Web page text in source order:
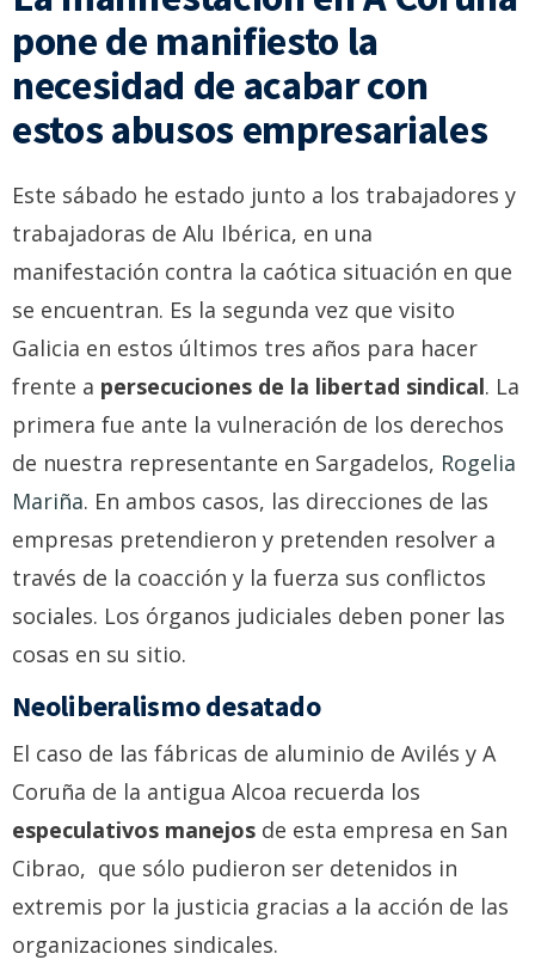
pone de manifiesto la
necesidad de acabar con
estos abusos empresariales
Este sábado he estado junto a los trabajadores y
trabajadoras de Alu Ibérica, en una
manifestación contra la caótica situación en que
se encuentran. Es la segunda vez que visito
Galicia en estos últimos tres años para hacer
frente a persecuciones de la libertad sindical. La
primera fue ante la vulneración de los derechos
de nuestra representante en Sargadelos, Rogelia
Mariña. En ambos casos, las direcciones de las
empresas pretendieron y pretenden resolver a
través de la coacción y la fuerza sus conflictos
sociales. Los órganos judiciales deben poner las
cosas en su sitio.
Neoliberalismo desatado
El caso de las fábricas de aluminio de Avilés y A
Coruña de la antigua Alcoa recuerda los
especulativos manejos de esta empresa en San
Cibrao, que sólo pudieron ser detenidos in
extremis por la justicia gracias a la acción de las
organizaciones sindicales.